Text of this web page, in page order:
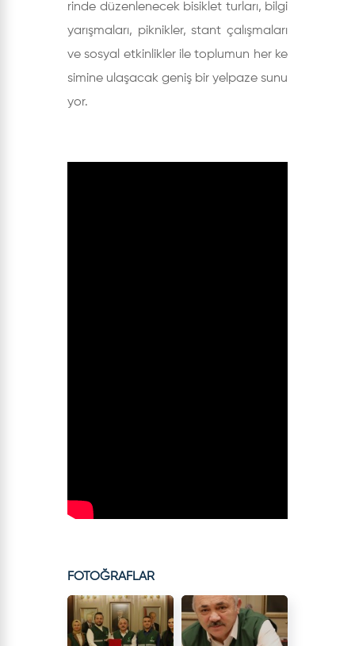
rinde düzenlenecek bisiklet turları, bilgi
yarışmaları, piknikler, stant çalışmaları
ve sosyal etkinlikler ile toplumun her ke
simine ulaşacak geniş bir yelpaze sunu
yor.
FOTOĞRAFLAR